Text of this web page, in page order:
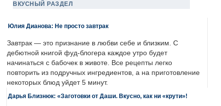
ВКУСНЫЙ РАЗДЕЛ
Юлия Дианова: Не просто завтрак
Завтрак — это признание в любви себе и близким. С
дебютной книгой фуд-блогера каждое утро будет
начинаться с бабочек в животе. Все рецепты легко
повторить из подручных ингредиентов, а на приготовление
некоторых блюд уйдет 5 минут.
Дарья Близнюк: «Заготовки от Даши. Вкусно, как ни «крути»!